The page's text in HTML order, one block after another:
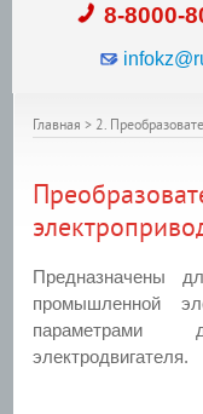
8-8000-
Главная > 2.
Предназначены
промышленной
параметрами
электродвигателя.